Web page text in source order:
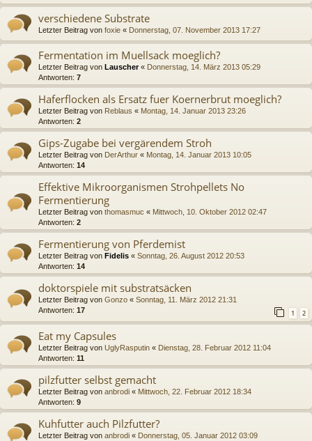
verschiedene Substrate
Letzter Beitrag von foxie « Donnerstag, 07. November 2013 17:27
Fermentation im Muellsack moeglich?
Letzter Beitrag von Lauscher« Donnerstag, 14. März 2013 05:29
Antworten: 7
Haferflocken als Ersatz fuer Koernerbrut moeglich?
Letzter Beitrag von Reblaus « Montag, 14. Januar 2013 23:26
Antworten: 2
Gips-Zugabe bei vergärendem Stroh
Letzter Beitrag von DerArthur « Montag, 14. Januar 2013 10:05
Antworten: 14
Effektive Mikroorganismen Strohpellets No
Fermentierung
Letzter Beitrag von thomasmuc « Mittwoch, 10. Oktober 2012 02:47
Antworten: 2
Fermentierung von Pferdemist
Letzter Beitrag von Fidelis « Sonntag, 26. August 2012 20:53
Antworten: 14
doktorspiele mit substratsäcken
Letzter Beitrag von Gonzo « Sonntag, 11. März 2012 21:31
Antworten: 17 1 2
Eat my Capsules
Letzter Beitrag von UglyRasputin « Dienstag, 28. Februar 2012 11:04
Antworten: 11
pilzfutter selbst gemacht
Letzter Beitrag von anbrodi « Mittwoch, 22. Februar 2012 18:34
Antworten: 9
Kuhfutter auch Pilzfutter?
Letzter Beitrag von anbrodi « Donnerstag, 05. Januar 2012 03:09